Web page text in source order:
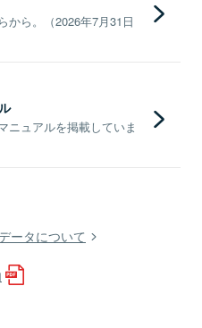
から。（2026年7月31日
ニュアルを掲載していま
ータについて